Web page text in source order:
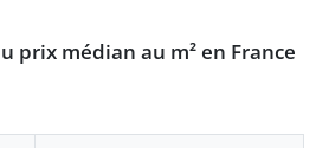
prix médian au m² en France